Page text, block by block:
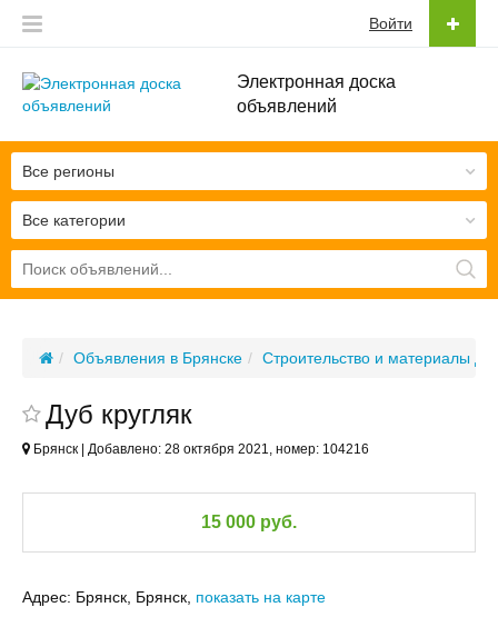
Электронная доска
объявлений
Войти
Все категории
Все регионы
Объявления в Брянске Строительство и материалы
Дуб кругляк
Брянск | Добавлено: 28 октября 2021, номер: 104216
15 000 руб.
Адрес: Брянск, Брянск, показать на карте